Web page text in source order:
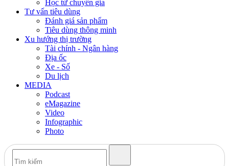
Học từ chuyên gia
Tư vấn tiêu dùng
Đánh giá sản phẩm
Tiêu dùng thông minh
Xu hướng thị trường
Tài chính - Ngân hàng
Địa ốc
Xe - Số
Du lịch
MEDIA
Podcast
eMagazine
Video
Infographic
Photo